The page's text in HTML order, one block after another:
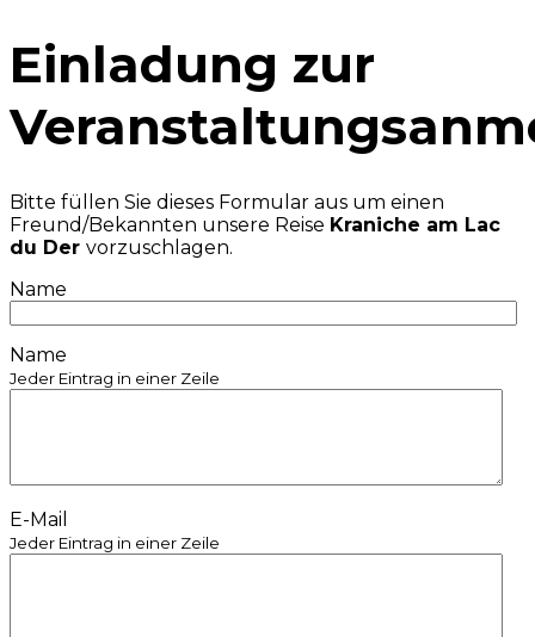
Einladung zur
Bitte füllen Sie dieses Formular aus um einen
Freund/Bekannten unsere Reise Kraniche am Lac
du Der vorzuschlagen.
Name
Name
Jeder Eintrag in einer Zeile
E-Mail
Jeder Eintrag in einer Zeile